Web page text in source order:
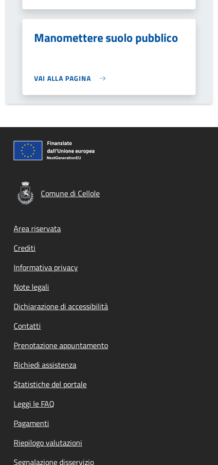
Manomettere suolo pubblico
VAI ALLA PAGINA
Comune di Cellole
Footer menu
Area riservata
Crediti
Informativa privacy
Note legali
Dichiarazione di accessibilità
Contatti
Prenotazione appuntamento
Richiedi assistenza
Statistiche del portale
Leggi le FAQ
Pagamenti
Riepilogo valutazioni
Segnalazione disservizio